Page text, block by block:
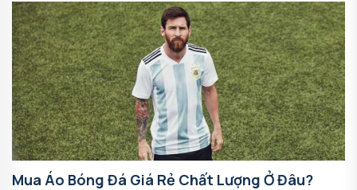
Mua Áo Bóng Đá Giá Rẻ Chất Lượng Ở Đâu?